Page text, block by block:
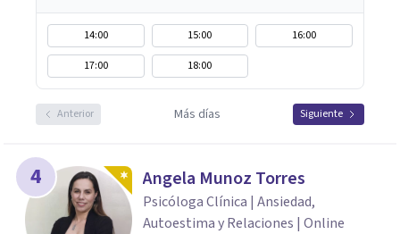
14:00 15:00
16:00
17:00
18:00
Anterior Más días Siguiente
4 Angela Munoz Torres
Psicóloga Clínica | Ansiedad,
Autoestima y Relaciones | Online